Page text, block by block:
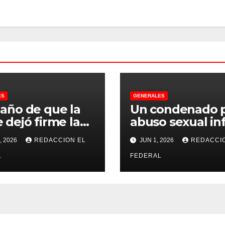
de que la
dejó firme la
la Justicia
pudo
ni un
CFK
2026 REDACCION EL
GENERALES
Un condenado
abuso sexual
se recibió de
psicopedagogo
dentro del
Penitenciario
JUN 1, 2026
FEDERAL